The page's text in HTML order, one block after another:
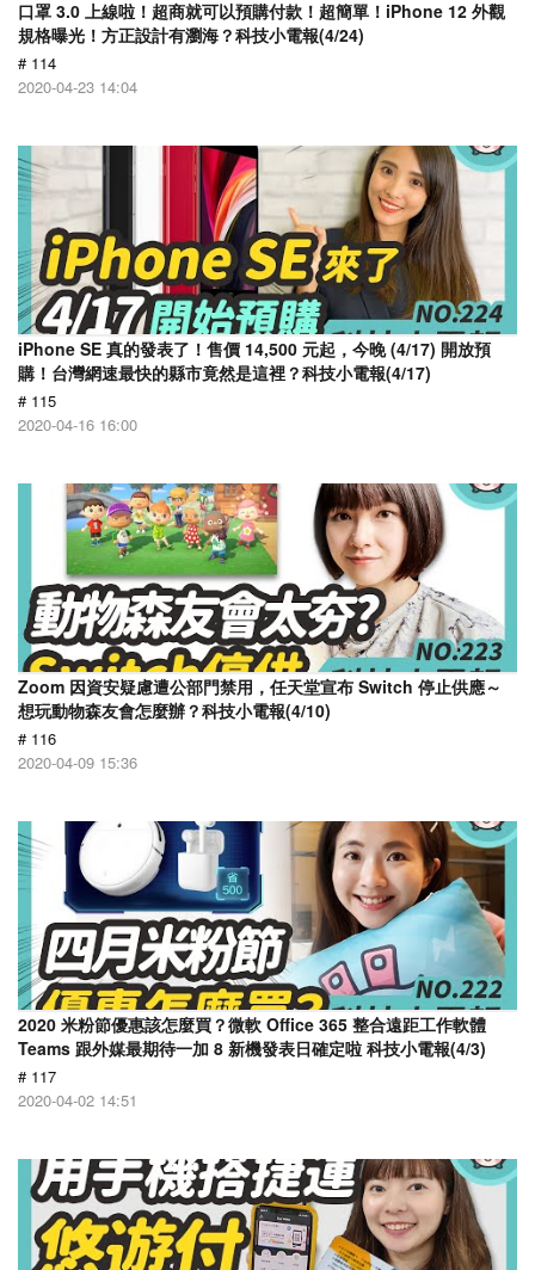
口罩 3.0 上線啦！超商就可以預購付款！超簡單！iPhone 12 外觀
規格曝光！方正設計有瀏海？科技小電報(4/24)
# 114
2020-04-23 14:04
​iPhone SE 真的發表了！售價 14,500 元起，今晚 (4/17) 開放預
購！台灣網速最快的縣市竟然是這裡？科技小電報(4/17)
# 115
2020-04-16 16:00
Zoom 因資安疑慮遭公部門禁用，任天堂宣布 Switch 停止供應～
想玩動物森友會怎麼辦？科技小電報(4/10)
# 116
2020-04-09 15:36
2020 米粉節優惠該怎麼買？微軟 Office 365 整合遠距工作軟體
Teams 跟外媒最期待一加 8 新機發表日確定啦 科技小電報(4/3)
# 117
2020-04-02 14:51